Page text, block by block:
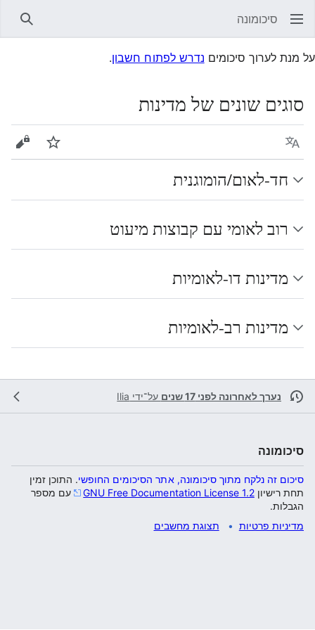
סיכומונה
על מנת לערוך סיכומים נדרש לפתוח חשבון.
סוגים שונים של מדינות
שפה עקוב
חד-לאום/הומוגנית
רוב לאומי עם קבוצות מיעוט
מדינות דו-לאומיות
מדינות רב-לאומיות
נערך לאחרונה לפני 17 שנים על־ידי Ilia
סיכומונה
סיכום זה נלקח מתוך סיכומונה, אתר הסיכומים החופשי. התוכן זמין
תחת רישיוןGNU Free Documentation License 1.2
עם מספר
הגבלות.
מדיניות פרטיות
תצוגת מחשבים